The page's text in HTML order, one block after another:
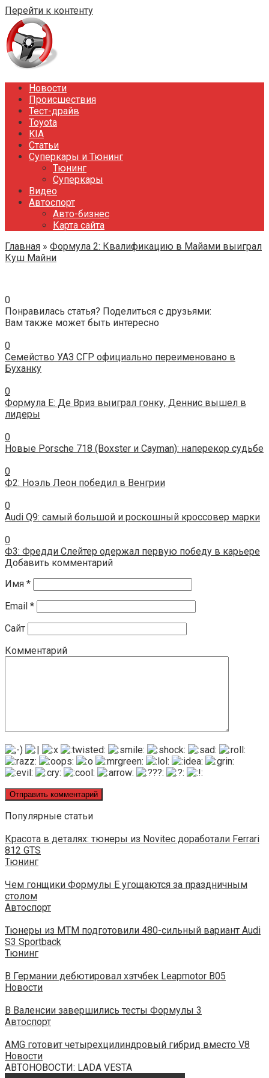
Перейти к контенту
Новости
Происшествия
Тест-драйв
Toyota
KIA
Статьи
Суперкары и Тюнинг
Тюнинг
Суперкары
Видео
Автоспорт
Авто-бизнес
Карта сайта
Главная » Формула 2: Квалификацию в Майами выиграл
Куш Майни
0
Понравилась статья? Поделиться с друзьями:
Вам также может быть интересно
0
Семейство УАЗ СГР официально переименовано в
Буханку
0
Формула E: Де Вриз выиграл гонку, Деннис вышел в
лидеры
0
Новые Porsche 718 (Boxster и Cayman): наперекор судьбе
0
Ф2: Ноэль Леон победил в Венгрии
0
Audi Q9: самый большой и роскошный кроссовер марки
0
Ф3: Фредди Слейтер одержал первую победу в карьере
Добавить комментарий
Имя *
Email *
Сайт
Комментарий
Популярные статьи
Красота в деталях: тюнеры из Novitec доработали Ferrari
812 GTS
Тюнинг
Чем гонщики Формулы E угощаются за праздничным
столом
Автоспорт
Тюнеры из MTM подготовили 480-сильный вариант Audi
S3 Sportback
Тюнинг
В Германии дебютировал хэтчбек Leapmotor B05
Новости
В Валенсии завершились тесты Формулы 3
Автоспорт
AMG готовит четырехцилиндровый гибрид вместо V8
Новости
АВТОНОВОСТИ: LADA VESTA